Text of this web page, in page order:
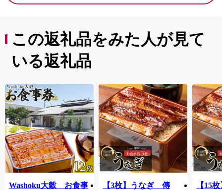
指のビーチである白良浜海水浴場、「こころにスマイ
です。
そんな白浜町でウェルビーイングが高まるひとときをお
過ごしください。
この返礼品をみた人が見て
いる返礼品
Washoku大穀 お食事
【3枚】うなぎ 傳
【15